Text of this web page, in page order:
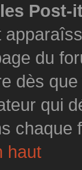
Post-
du
dès
qui
chaque
haut